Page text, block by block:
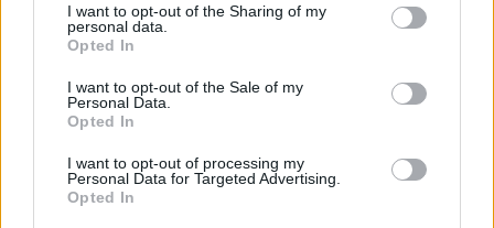
not limited to your visit or usage behaviour. You may click to
grant or deny consent to Google and its third-party tags to
use your data for below specified purposes in below Google
consent section.
I want to opt-out of the Sharing of my
personal data.
Opted In
I want to opt-out of the Sale of my
Personal Data.
Opted In
I want to opt-out of processing my
Personal Data for Targeted Advertising.
Opted In